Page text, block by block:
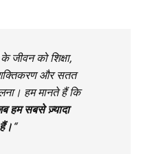
जीवन को शिक्षा,
और सतत
हम मानते हैं कि
हम सबसे ज़्यादा
“